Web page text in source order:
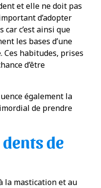
et elle ne doit pas
d’adopter
c’est ainsi que
les bases d’une
Ces habitudes, prises
d’être
également la
de prendre
de
la mastication et au